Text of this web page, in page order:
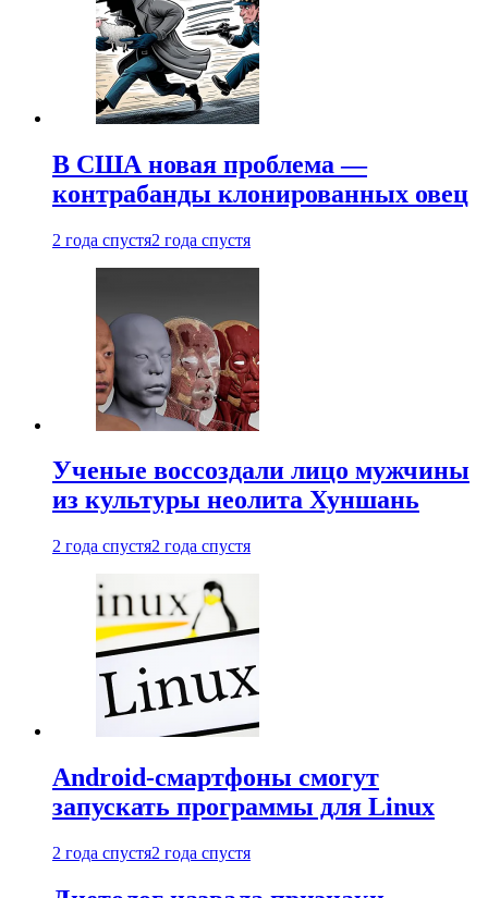
В США новая проблема —
контрабанды клонированных овец
2 года спустя2 года спустя
Ученые воссоздали лицо мужчины
из культуры неолита Хуншань
2 года спустя2 года спустя
Android-смартфоны смогут
запускать программы для Linux
2 года спустя2 года спустя